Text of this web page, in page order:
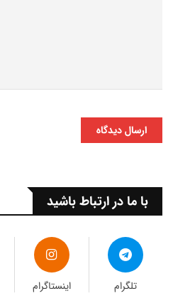
ارسال دیدگاه
با ما در ارتباط باشید
تلگرام اینستاگرام